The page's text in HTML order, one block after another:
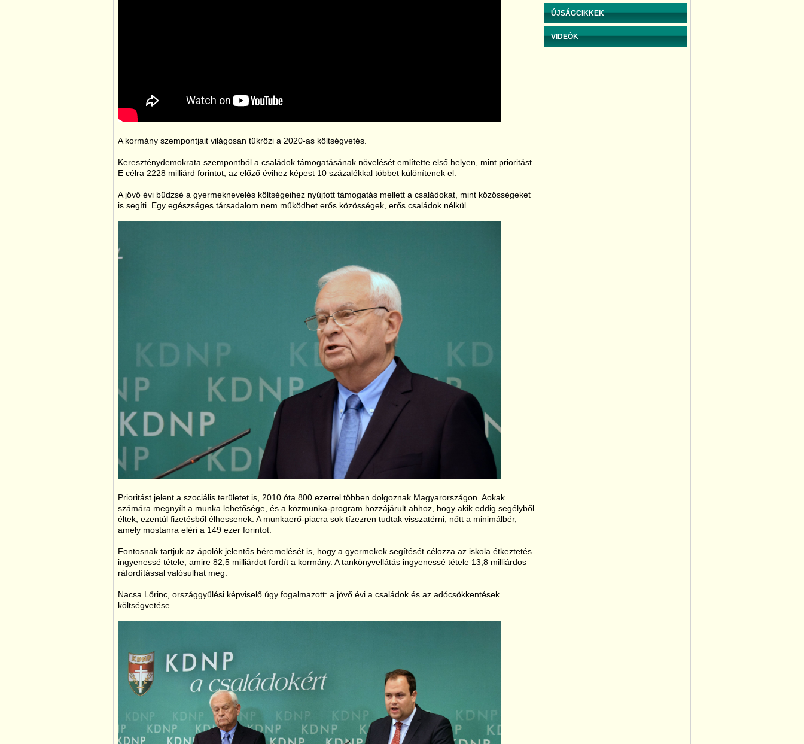
ÚJSÁGCIKKEK
VIDEÓK
A kormány szempontjait világosan tükrözi a 2020-as költségvetés.
Kereszténydemokrata szempontból a családok támogatásának növelését említette első helyen, mint prioritást.
E célra 2228 milliárd forintot, az előző évihez képest 10 százalékkal többet különítenek el.
A jövő évi büdzsé a gyermeknevelés költségeihez nyújtott támogatás mellett a családokat, mint közösségeket
is segíti. Egy egészséges társadalom nem működhet erős közösségek, erős családok nélkül.
Prioritást jelent a szociális területet is, 2010 óta 800 ezerrel többen dolgoznak Magyarországon. Aokak
számára megnyílt a munka lehetősége, és a közmunka-program hozzájárult ahhoz, hogy akik eddig segélyből
éltek, ezentúl fizetésből élhessenek. A munkaerő-piacra sok tízezren tudtak visszatérni, nőtt a minimálbér,
amely mostanra eléri a 149 ezer forintot.
Fontosnak tartjuk az ápolók jelentős béremelését is, hogy a gyermekek segítését célozza az iskola étkeztetés
ingyenessé tétele, amire 82,5 milliárdot fordít a kormány. A tankönyvellátás ingyenessé tétele 13,8 milliárdos
ráfordítással valósulhat meg.
Nacsa Lőrinc, országgyűlési képviselő úgy fogalmazott: a jövő évi a családok és az adócsökkentések
költségvetése.